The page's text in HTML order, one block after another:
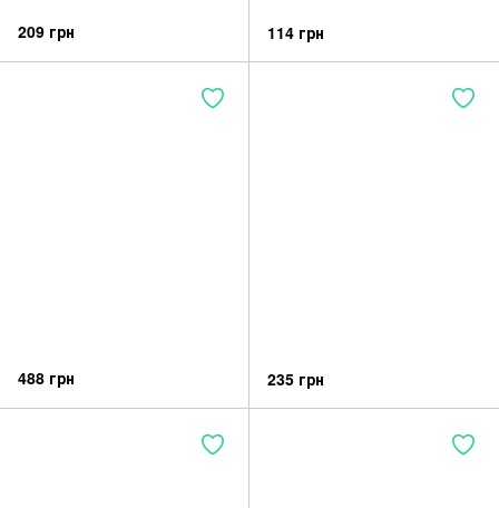
209 грн 114 грн
488 грн 235 грн